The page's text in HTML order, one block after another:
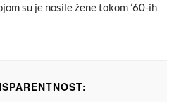
su je nosile žene tokom ’60-ih